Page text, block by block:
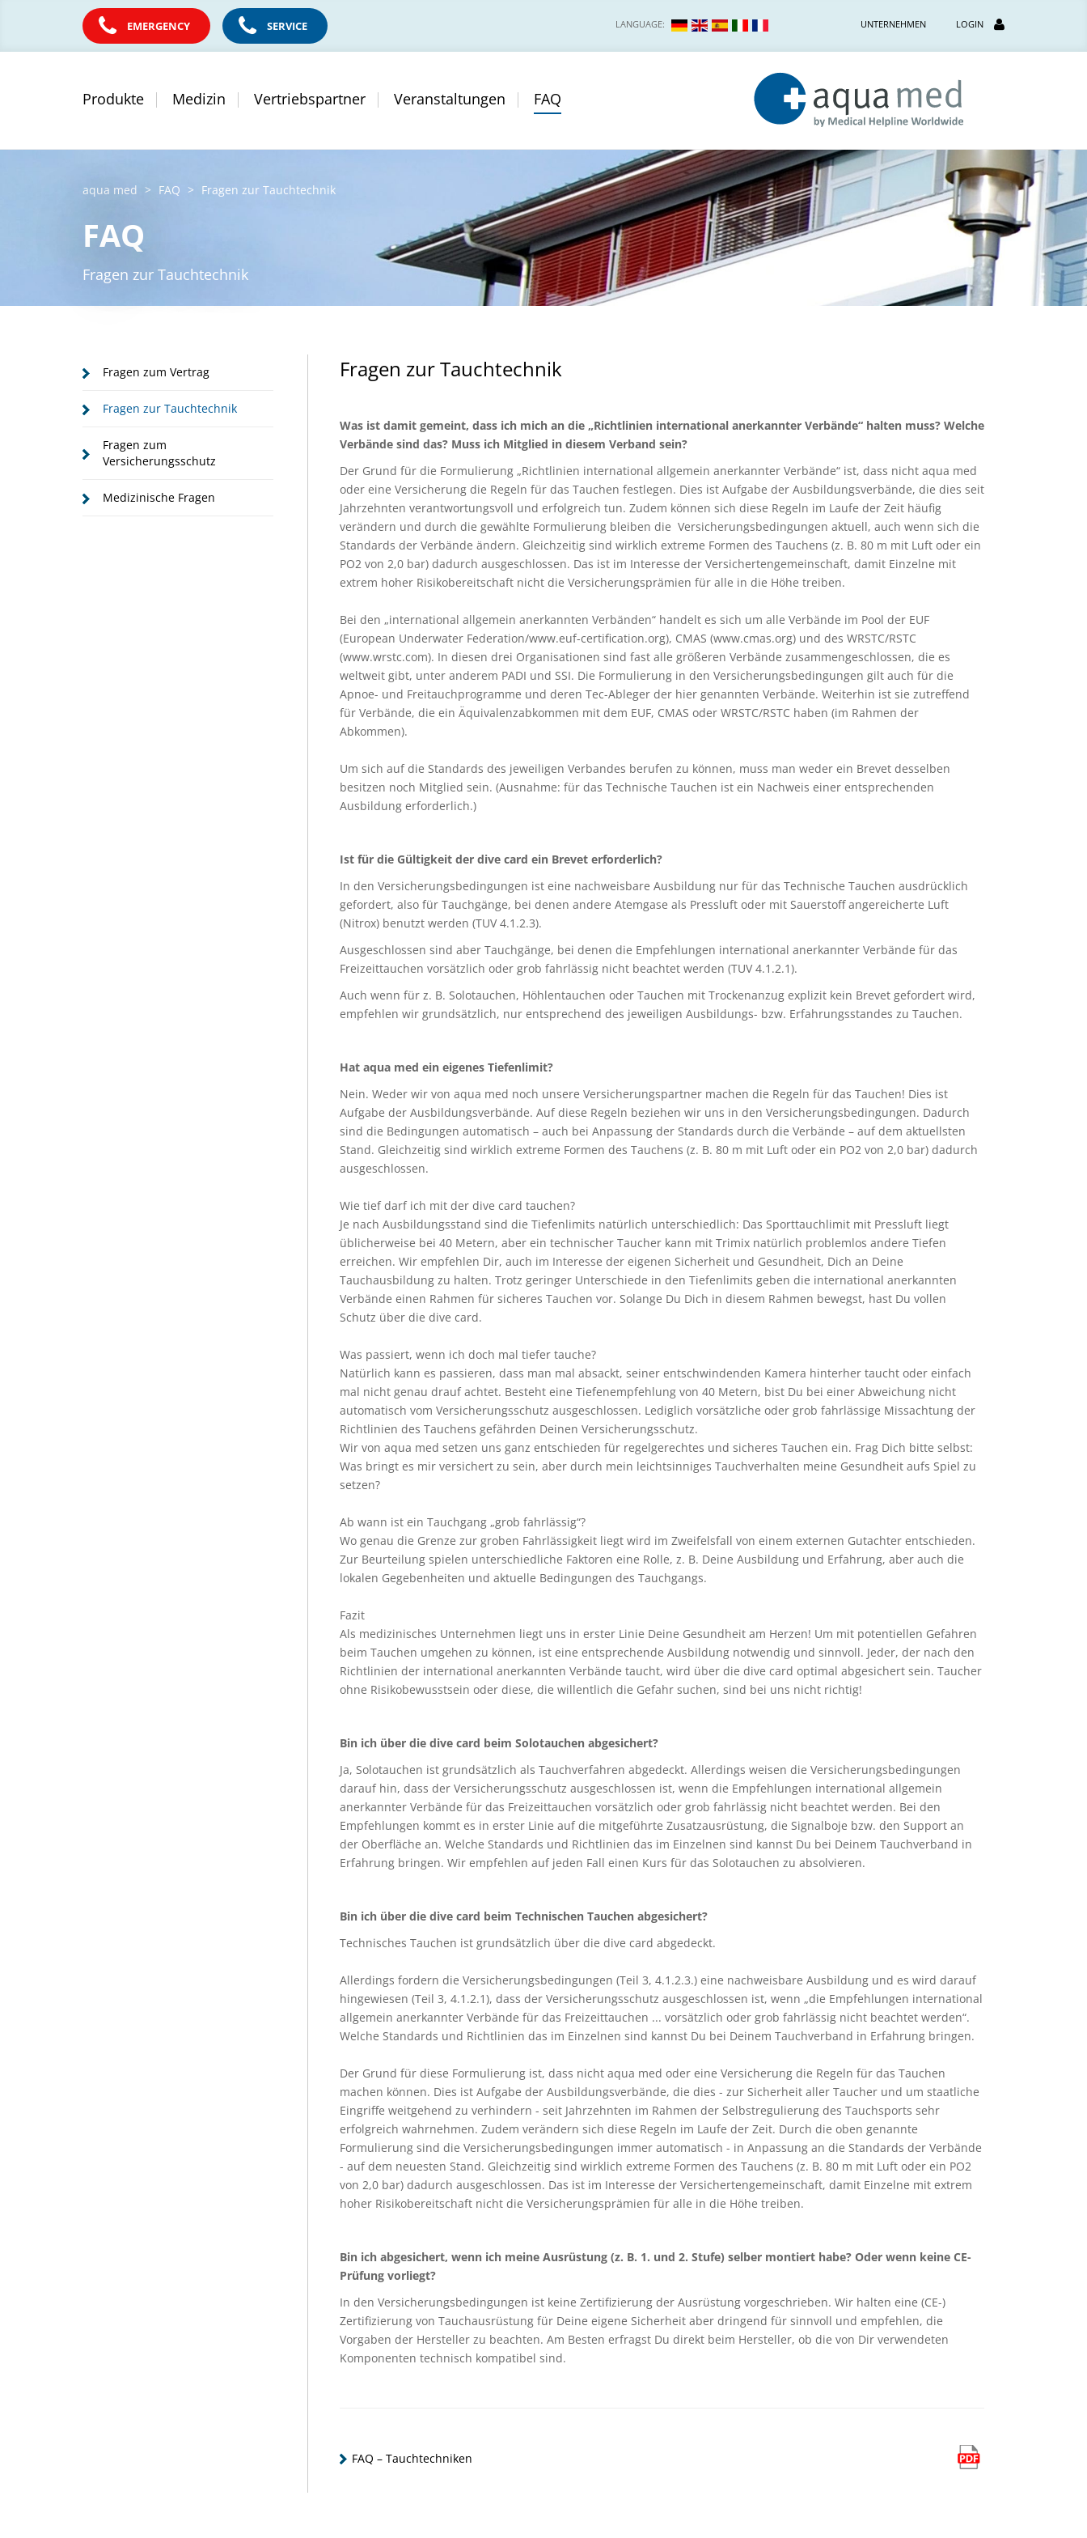
EMERGENCY SERVICE LANGUAGE: UNTERNEHMEN LOGIN
Produkte Medizin Vertriebspartner Veranstaltungen FAQ
aqua med FAQ Fragen zur Tauchtechnik
FAQ
Fragen zur Tauchtechnik
Fragen zur Tauchtechnik
Was ist damit gemeint, dass ich mich an die „Richtlinien international anerkannter Verbände“ halten muss? Welche
Verbände sind das? Muss ich Mitglied in diesem Verband sein?
Der Grund für die Formulierung „Richtlinien international allgemein anerkannter Verbände“ ist, dass nicht aqua med
oder eine Versicherung die Regeln für das Tauchen festlegen. Dies ist Aufgabe der Ausbildungsverbände, die dies seit
Jahrzehnten verantwortungsvoll und erfolgreich tun. Zudem können sich diese Regeln im Laufe der Zeit häufig
verändern und durch die gewählte Formulierung bleiben die Versicherungsbedingungen aktuell, auch wenn sich die
Standards der Verbände ändern. Gleichzeitig sind wirklich extreme Formen des Tauchens (z. B. 80 m mit Luft oder ein
PO2 von 2,0 bar) dadurch ausgeschlossen. Das ist im Interesse der Versichertengemeinschaft, damit Einzelne mit
extrem hoher Risikobereitschaft nicht die Versicherungsprämien für alle in die Höhe treiben.
Bei den „international allgemein anerkannten Verbänden“ handelt es sich um alle Verbände im Pool der EUF
(European Underwater Federation/www.euf-certification.org), CMAS (www.cmas.org) und des WRSTC/RSTC
(www.wrstc.com). In diesen drei Organisationen sind fast alle größeren Verbände zusammengeschlossen, die es
weltweit gibt, unter anderem PADI und SSI. Die Formulierung in den Versicherungsbedingungen gilt auch für die
Apnoe- und Freitauchprogramme und deren Tec-Ableger der hier genannten Verbände. Weiterhin ist sie zutreffend
für Verbände, die ein Äquivalenzabkommen mit dem EUF, CMAS oder WRSTC/RSTC haben (im Rahmen der
Abkommen).
Um sich auf die Standards des jeweiligen Verbandes berufen zu können, muss man weder ein Brevet desselben
besitzen noch Mitglied sein. (Ausnahme: für das Technische Tauchen ist ein Nachweis einer entsprechenden
Ausbildung erforderlich.)
Ist für die Gültigkeit der dive card ein Brevet erforderlich?
In den Versicherungsbedingungen ist eine nachweisbare Ausbildung nur für das Technische Tauchen ausdrücklich
gefordert, also für Tauchgänge, bei denen andere Atemgase als Pressluft oder mit Sauerstoff angereicherte Luft
(Nitrox) benutzt werden (TUV 4.1.2.3).
Ausgeschlossen sind aber Tauchgänge, bei denen die Empfehlungen international anerkannter Verbände für das
Freizeittauchen vorsätzlich oder grob fahrlässig nicht beachtet werden (TUV 4.1.2.1).
Auch wenn für z. B. Solotauchen, Höhlentauchen oder Tauchen mit Trockenanzug explizit kein Brevet gefordert wird,
empfehlen wir grundsätzlich, nur entsprechend des jeweiligen Ausbildungs- bzw. Erfahrungsstandes zu Tauchen.
Hat aqua med ein eigenes Tiefenlimit?
Nein. Weder wir von aqua med noch unsere Versicherungspartner machen die Regeln für das Tauchen! Dies ist
Aufgabe der Ausbildungsverbände. Auf diese Regeln beziehen wir uns in den Versicherungsbedingungen. Dadurch
sind die Bedingungen automatisch – auch bei Anpassung der Standards durch die Verbände – auf dem aktuellsten
Stand. Gleichzeitig sind wirklich extreme Formen des Tauchens (z. B. 80 m mit Luft oder ein PO2 von 2,0 bar) dadurch
ausgeschlossen.
Wie tief darf ich mit der dive card tauchen?
Je nach Ausbildungsstand sind die Tiefenlimits natürlich unterschiedlich: Das Sporttauchlimit mit Pressluft liegt
üblicherweise bei 40 Metern, aber ein technischer Taucher kann mit Trimix natürlich problemlos andere Tiefen
erreichen. Wir empfehlen Dir, auch im Interesse der eigenen Sicherheit und Gesundheit, Dich an Deine
Tauchausbildung zu halten. Trotz geringer Unterschiede in den Tiefenlimits geben die international anerkannten
Verbände einen Rahmen für sicheres Tauchen vor. Solange Du Dich in diesem Rahmen bewegst, hast Du vollen
Schutz über die dive card.
Was passiert, wenn ich doch mal tiefer tauche?
Natürlich kann es passieren, dass man mal absackt, seiner entschwindenden Kamera hinterher taucht oder einfach
mal nicht genau drauf achtet. Besteht eine Tiefenempfehlung von 40 Metern, bist Du bei einer Abweichung nicht
automatisch vom Versicherungsschutz ausgeschlossen. Lediglich vorsätzliche oder grob fahrlässige Missachtung der
Richtlinien des Tauchens gefährden Deinen Versicherungsschutz.
Wir von aqua med setzen uns ganz entschieden für regelgerechtes und sicheres Tauchen ein. Frag Dich bitte selbst:
Was bringt es mir versichert zu sein, aber durch mein leichtsinniges Tauchverhalten meine Gesundheit aufs Spiel zu
setzen?
Ab wann ist ein Tauchgang „grob fahrlässig“?
Wo genau die Grenze zur groben Fahrlässigkeit liegt wird im Zweifelsfall von einem externen Gutachter entschieden.
Zur Beurteilung spielen unterschiedliche Faktoren eine Rolle, z. B. Deine Ausbildung und Erfahrung, aber auch die
lokalen Gegebenheiten und aktuelle Bedingungen des Tauchgangs.
Fazit
Als medizinisches Unternehmen liegt uns in erster Linie Deine Gesundheit am Herzen! Um mit potentiellen Gefahren
beim Tauchen umgehen zu können, ist eine entsprechende Ausbildung notwendig und sinnvoll. Jeder, der nach den
Richtlinien der international anerkannten Verbände taucht, wird über die dive card optimal abgesichert sein. Taucher
ohne Risikobewusstsein oder diese, die willentlich die Gefahr suchen, sind bei uns nicht richtig!
Bin ich über die dive card beim Solotauchen abgesichert?
Ja, Solotauchen ist grundsätzlich als Tauchverfahren abgedeckt. Allerdings weisen die Versicherungsbedingungen
darauf hin, dass der Versicherungsschutz ausgeschlossen ist, wenn die Empfehlungen international allgemein
anerkannter Verbände für das Freizeittauchen vorsätzlich oder grob fahrlässig nicht beachtet werden. Bei den
Empfehlungen kommt es in erster Linie auf die mitgeführte Zusatzausrüstung, die Signalboje bzw. den Support an
der Oberfläche an. Welche Standards und Richtlinien das im Einzelnen sind kannst Du bei Deinem Tauchverband in
Erfahrung bringen. Wir empfehlen auf jeden Fall einen Kurs für das Solotauchen zu absolvieren.
Bin ich über die dive card beim Technischen Tauchen abgesichert?
Technisches Tauchen ist grundsätzlich über die dive card abgedeckt.
Allerdings fordern die Versicherungsbedingungen (Teil 3, 4.1.2.3.) eine nachweisbare Ausbildung und es wird darauf
hingewiesen (Teil 3, 4.1.2.1), dass der Versicherungsschutz ausgeschlossen ist, wenn „die Empfehlungen international
allgemein anerkannter Verbände für das Freizeittauchen ... vorsätzlich oder grob fahrlässig nicht beachtet werden“.
Welche Standards und Richtlinien das im Einzelnen sind kannst Du bei Deinem Tauchverband in Erfahrung bringen.
Der Grund für diese Formulierung ist, dass nicht aqua med oder eine Versicherung die Regeln für das Tauchen
machen können. Dies ist Aufgabe der Ausbildungsverbände, die dies - zur Sicherheit aller Taucher und um staatliche
Eingriffe weitgehend zu verhindern - seit Jahrzehnten im Rahmen der Selbstregulierung des Tauchsports sehr
erfolgreich wahrnehmen. Zudem verändern sich diese Regeln im Laufe der Zeit. Durch die oben genannte
Formulierung sind die Versicherungsbedingungen immer automatisch - in Anpassung an die Standards der Verbände
- auf dem neuesten Stand. Gleichzeitig sind wirklich extreme Formen des Tauchens (z. B. 80 m mit Luft oder ein PO2
von 2,0 bar) dadurch ausgeschlossen. Das ist im Interesse der Versichertengemeinschaft, damit Einzelne mit extrem
hoher Risikobereitschaft nicht die Versicherungsprämien für alle in die Höhe treiben.
Bin ich abgesichert, wenn ich meine Ausrüstung (z. B. 1. und 2. Stufe) selber montiert habe? Oder wenn keine CE-
Prüfung vorliegt?
In den Versicherungsbedingungen ist keine Zertifizierung der Ausrüstung vorgeschrieben. Wir halten eine (CE-)
Zertifizierung von Tauchausrüstung für Deine eigene Sicherheit aber dringend für sinnvoll und empfehlen, die
Vorgaben der Hersteller zu beachten. Am Besten erfragst Du direkt beim Hersteller, ob die von Dir verwendeten
Komponenten technisch kompatibel sind.
FAQ – Tauchtechniken
Fragen zum Vertrag
Fragen zur Tauchtechnik
Fragen zum
Versicherungsschutz
Medizinische Fragen